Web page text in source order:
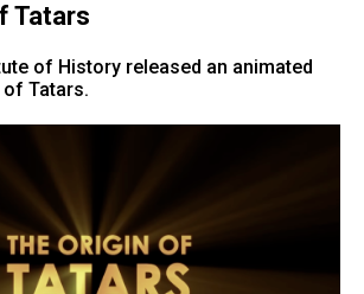
Tatars
of History released an animated
Tatars.